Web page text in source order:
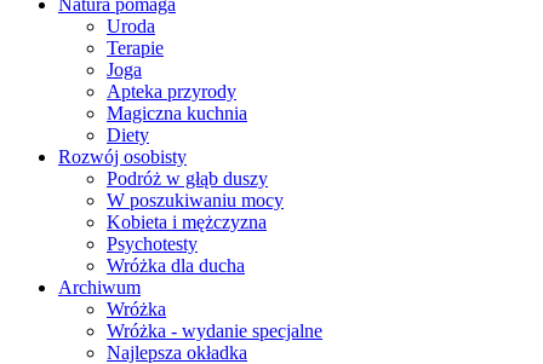
Natura pomaga
Uroda
Terapie
Joga
Apteka przyrody
Magiczna kuchnia
Diety
Rozwój osobisty
Podróż w głąb duszy
W poszukiwaniu mocy
Kobieta i mężczyzna
Psychotesty
Wróżka dla ducha
Archiwum
Wróżka
Wróżka - wydanie specjalne
Najlepsza okładka